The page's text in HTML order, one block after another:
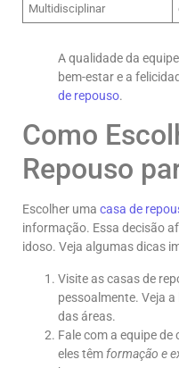
Multidisciplinar
A qualidade da
bem-estar e a
de repouso.
Como
Repouso
Escolher uma casa de
informação. Essa decisão
idoso. Veja algumas dicas
Visite as casas de
pessoalmente. Veja
das áreas.
Fale com a equipe
eles têm formação e